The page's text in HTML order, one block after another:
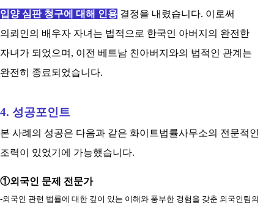
입양 심판 청구에 대해 인용 결정을 내렸습니다. 이로써
의뢰인의 배우자 자녀는 법적으로 한국인 아버지의 완전한
자녀가 되었으며, 이전 베트남 친아버지와의 법적인 관계는
완전히 종료되었습니다.
4. 성공포인트
본 사례의 성공은 다음과 같은 화이트법률사무소의 전문적인
조력이 있었기에 가능했습니다.
①외국인 문제 전문가
-외국인 관련 법률에 대한 깊이 있는 이해와 풍부한 경험을 갖춘 외국인팀의